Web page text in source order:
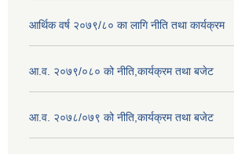
आर्थिक वर्ष २०७९/८० का लागि नीति तथा कार्यक्रम
आ.व. २०७९/०८० को नीति,कार्यक्रम तथा बजेट
आ.व. २०७८/०७९ को नीति,कार्यक्रम तथा बजेट